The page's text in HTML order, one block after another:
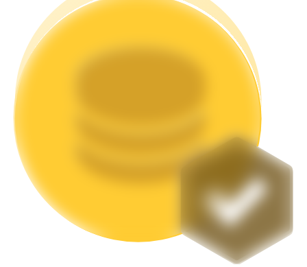
Alta rentabilidad y acceso instantáneo
Participación flexible para ganar tokens populares